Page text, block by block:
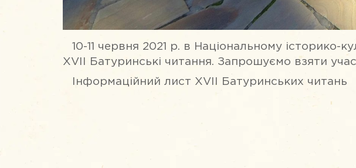
10-11 червня 2021 р. в Національному історико-
ХVІІ Батуринські читання. Запрошуємо взяти
Інформаційний лист ХVІІ Батуринських читань